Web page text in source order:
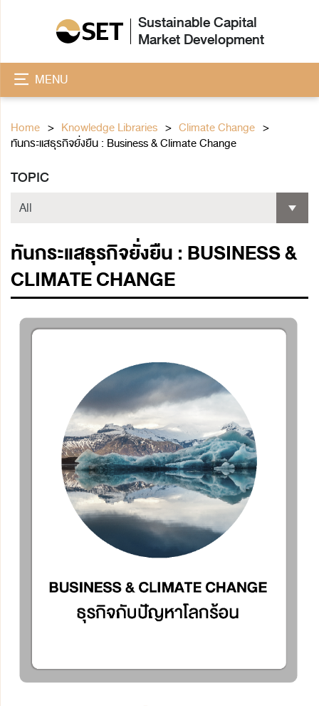
Sustainable Capital
Market Development
MENU
Home Knowledge Libraries
Climate Change
ทันกระแสธุรกิจยั่งยืน : Business & Climate Change
TOPIC
ทันกระแสธุรกิจยั่งยืน : BUSINESS &
CLIMATE CHANGE